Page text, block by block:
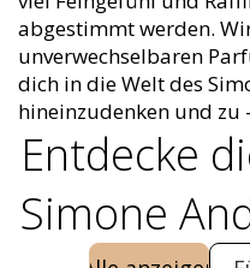
abgestimmt werden.
unverwechselbaren
dich in die Welt des
hineinzudenken und zu
Entdecke
Simone